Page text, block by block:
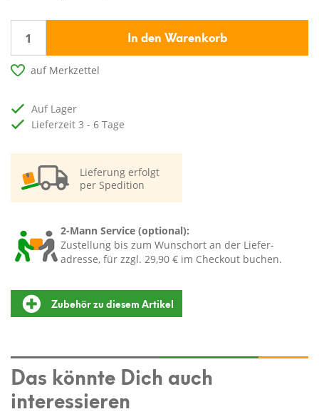
In den Warenkorb
auf Merkzettel
auf Lager
Lieferzeit 3 - 6 Tage
Lieferung erfolgt
per Spedition
2-Mann Service (optional):
Zustellung bis zum Wunschort an der Liefer-
adresse, für zzgl. 29,90 € im Checkout buchen.
Zubehör zu diesem Artikel
Das könnte Dich auch
interessieren